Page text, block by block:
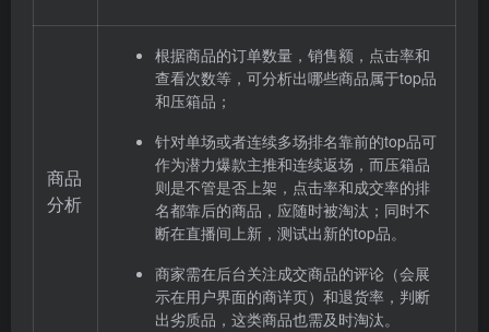
商品
分析
根据商品的订单数量，销售额，点击率和
查看次数等，可分析出哪些商品属于top品
和压箱品；
针对单场或者连续多场排名靠前的top品可
作为潜力爆款主推和连续返场，而压箱品
则是不管是否上架，点击率和成交率的排
名都靠后的商品，应随时被淘汰；同时不
断在直播间上新，测试出新的top品。
商家需在后台关注成交商品的评论（会展
示在用户界面的商详页）和退货率，判断
出劣质品，这类商品也需及时淘汰。